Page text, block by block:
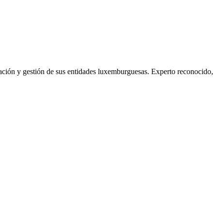
y gestión de sus entidades luxemburguesas. Experto reconocido,